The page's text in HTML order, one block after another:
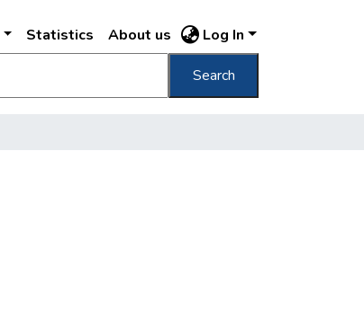
Statistics About us Log In
Search